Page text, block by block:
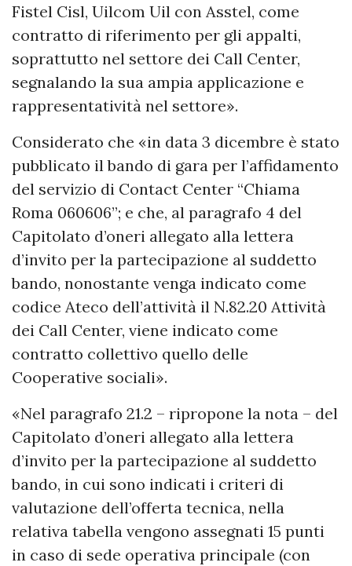
Fistel Cisl, Uilcom Uil con Asstel, come
contratto di riferimento per gli appalti,
soprattutto nel settore dei Call Center,
segnalando la sua ampia applicazione e
rappresentatività nel settore».
Considerato che «in data 3 dicembre è stato
pubblicato il bando di gara per l’affidamento
del servizio di Contact Center “Chiama
Roma 060606”; e che, al paragrafo 4 del
Capitolato d’oneri allegato alla lettera
d’invito per la partecipazione al suddetto
bando, nonostante venga indicato come
codice Ateco dell’attività il N.82.20 Attività
dei Call Center, viene indicato come
contratto collettivo quello delle
Cooperative sociali».
«Nel paragrafo 21.2 – ripropone la nota – del
Capitolato d’oneri allegato alla lettera
d’invito per la partecipazione al suddetto
bando, in cui sono indicati i criteri di
valutazione dell’offerta tecnica, nella
relativa tabella vengono assegnati 15 punti
in caso di sede operativa principale (con